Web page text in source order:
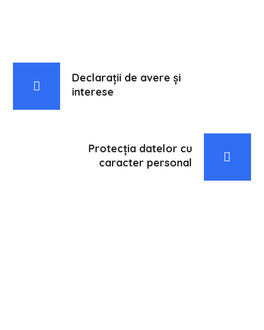
Declarații de avere și
interese
Protecția datelor cu
caracter personal